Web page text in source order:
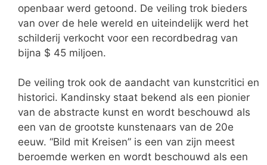
openbaar werd getoond. De veiling trok bieders
van over de hele wereld en uiteindelijk werd het
schilderij verkocht voor een recordbedrag van
bijna $ 45 miljoen.
De veiling trok ook de aandacht van kunstcritici en
historici. Kandinsky staat bekend als een pionier
van de abstracte kunst en wordt beschouwd als
een van de grootste kunstenaars van de 20e
eeuw. “Bild mit Kreisen” is een van zijn meest
beroemde werken en wordt beschouwd als een